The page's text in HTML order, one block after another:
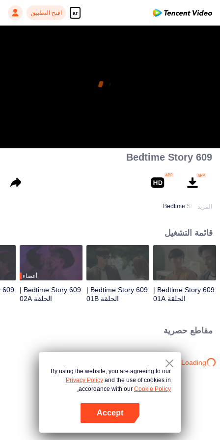
ar افتح التطبيق
609 Bedtime Story
609 Bedtime Story
المزيد
قائمة التشغيل
609 Bedtime Story |
الحلقة 01A
609 Bedtime Story |
الحلقة 01B
أعضاء
609 Bedtime Story |
الحلقة 02A
مقاطع حصرية
Loading…
By using the website, you are agreeing to our
Privacy Policy and the use of cookies in
accordance with our Cookie Policy.
Accept